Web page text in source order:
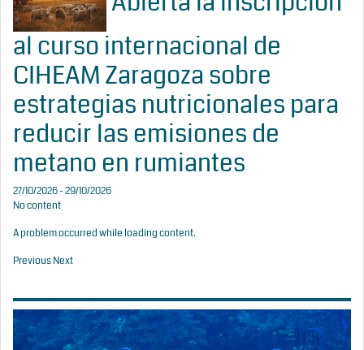
al curso internacional de
CIHEAM Zaragoza sobre
estrategias nutricionales para
reducir las emisiones de
metano en rumiantes
27/10/2026 - 29/10/2026
No content
A problem occurred while loading content.
PreviousNext